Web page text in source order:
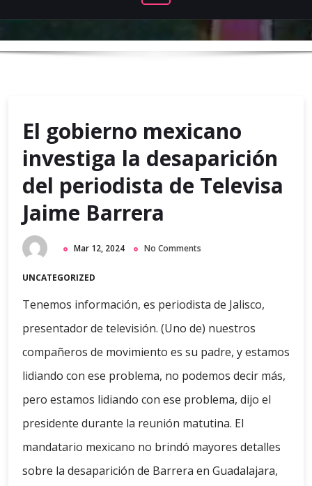
El gobierno mexicano
investiga la desaparición
del periodista de Televisa
Jaime Barrera
Mar 12, 2024 No Comments
UNCATEGORIZED
Tenemos información, es periodista de Jalisco,
presentador de televisión. (Uno de) nuestros
compañeros de movimiento es su padre, y estamos
lidiando con ese problema, no podemos decir más,
pero estamos lidiando con ese problema, dijo el
presidente durante la reunión matutina. El
mandatario mexicano no brindó mayores detalles
sobre la desaparición de Barrera en Guadalajara,